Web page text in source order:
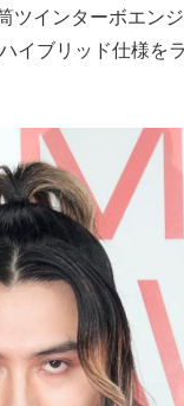
インターボエン
イブリッド仕様を